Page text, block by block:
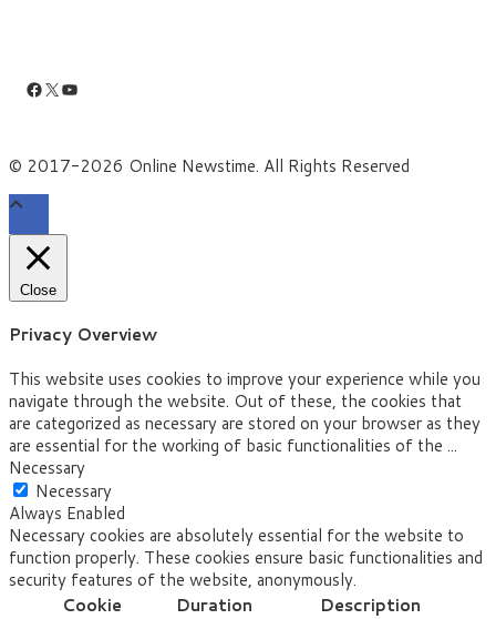
Facebook
X YouTube
© 2017-2026 Online Newstime. All Rights Reserved
Close
Privacy Overview
This website uses cookies to improve your experience while you
navigate through the website. Out of these, the cookies that
are categorized as necessary are stored on your browser as they
are essential for the working of basic functionalities of the ...
Necessary
Necessary
Always Enabled
Necessary cookies are absolutely essential for the website to
function properly. These cookies ensure basic functionalities and
security features of the website, anonymously.
Cookie
Duration Description